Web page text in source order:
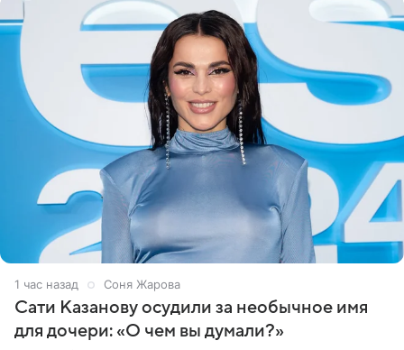
1 час назад Соня Жарова
Сати Казанову осудили за необычное имя
для дочери: «О чем вы думали?»